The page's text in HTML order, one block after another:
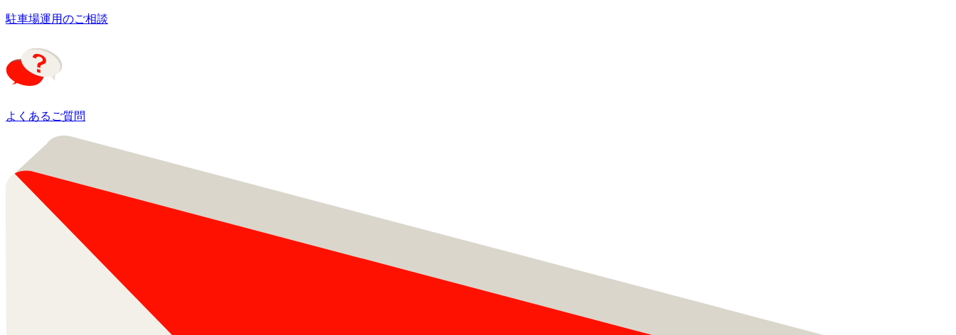
駐車場運用のご相談
よくあるご質問